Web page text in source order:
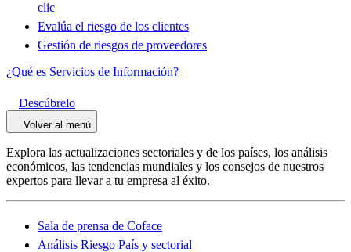
clic
Evalúa el riesgo de los clientes
Gestión de riesgos de proveedores
¿Qué es Servicios de Información?
Descúbrelo
Volver al menú
Explora las actualizaciones sectoriales y de los países, los análisis
económicos, las tendencias mundiales y los consejos de nuestros
expertos para llevar a tu empresa al éxito.
Sala de prensa de Coface
Análisis Riesgo País y sectorial